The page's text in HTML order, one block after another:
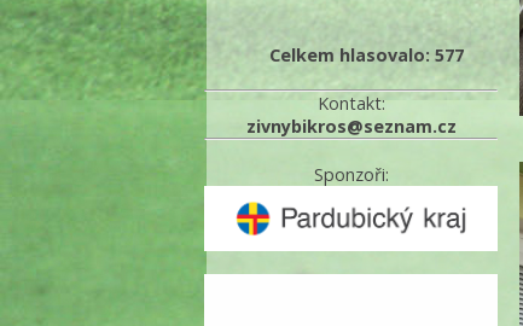
Celkem hlasovalo: 577
Kontakt:
zivnybikros@seznam.cz
Sponzoři: